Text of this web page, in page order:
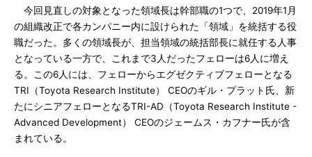
今回見直しの対象となった領域長は幹部職の1つで、2019年1月
の組織改正で各カンパニー内に設けられた「領域」を統括する役
職だった。多くの領域長が、担当領域の統括部長に就任する人事
となっている一方で、これまで3人だったフェローは6人に増え
る。この6人には、フェローからエグゼクティブフェローとなる
TRI（Toyota Research Institute） CEOのギル・プラット氏、新
たにシニアフェローとなるTRI-AD（Toyota Research Institute -
Advanced Development） CEOのジェームス・カフナー氏が含
まれている。